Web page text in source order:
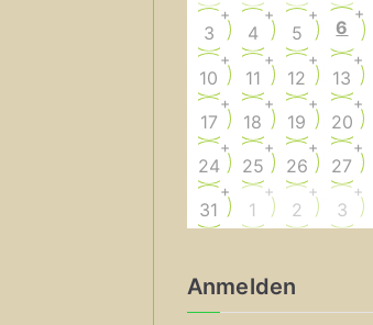
3
+
4
+
5
+
6
+
10
+
11
+
12
+
13
+
17
+
18
+
19
+
20
+
24
+
25
+
26
+
27
+
31
+
1
+
2
+
3
+
Anmelden